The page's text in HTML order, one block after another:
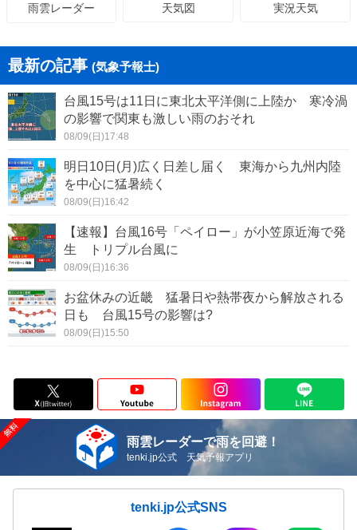
雨雲レーダー 天気図 実況天気
最新の記事 (気象予報士)
台風15号は11日に東北太平洋側に上陸か 寒冷渦
の影響で関東も激しい雨のおそれ
08/09(日)17:48
明日10日(月)広く日差し届く 東海から九州内陸
を中心に猛暑続く
08/09(日)16:42
【速報】台風16号「ペイロー」が小笠原近海で発
生 トリプル台風に
08/09(日)16:36
お盆休みの近畿 猛暑日や熱帯夜から解放される
日も 台風15号の影響は?
08/09(日)15:50
雨雲レーダーで雨を回避！
tenki.jp公式 天気予報アプリ
tenki.jp公式SNS